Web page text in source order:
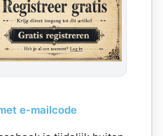
e-mailcode